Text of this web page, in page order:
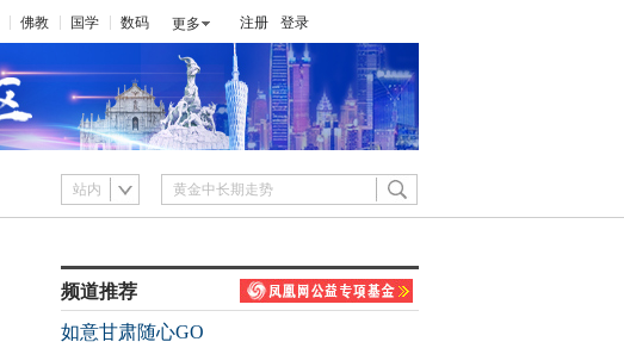
佛教 国学 数码 更多 注册 登录
站内
频道推荐
如意甘肃随心GO